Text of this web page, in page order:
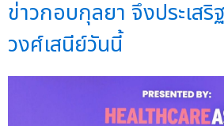
ข่าวกอบกุลยา จึงประเสริ
วงศ์เสนีย์วันนี้